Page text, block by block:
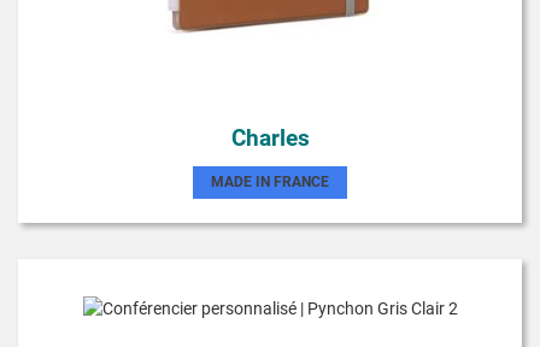
Charles
MADE IN FRANCE